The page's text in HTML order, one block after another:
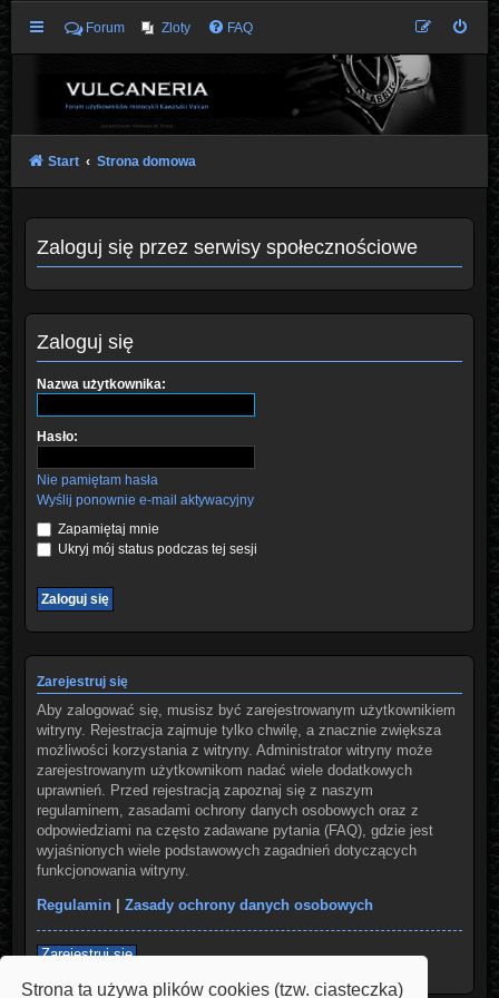
Strona ta używa plików cookies (tzw. ciasteczka)
Forum Zloty FAQ
Start Strona domowa
Zaloguj się przez serwisy społecznościowe
Zaloguj się
Nazwa użytkownika:
Hasło:
Nie pamiętam hasła
Wyślij ponownie e-mail aktywacyjny
Zapamiętaj mnie
Ukryj mój status podczas tej sesji
Zarejestruj się
Aby zalogować się, musisz być zarejestrowanym użytkownikiem
witryny. Rejestracja zajmuje tylko chwilę, a znacznie zwiększa
możliwości korzystania z witryny. Administrator witryny może
zarejestrowanym użytkownikom nadać wiele dodatkowych
uprawnień. Przed rejestracją zapoznaj się z naszym
regulaminem, zasadami ochrony danych osobowych oraz z
odpowiedziami na często zadawane pytania (FAQ), gdzie jest
wyjaśnionych wiele podstawowych zagadnień dotyczących
funkcjonowania witryny.
Regulamin| Zasady ochrony danych osobowych
Zarejestruj się